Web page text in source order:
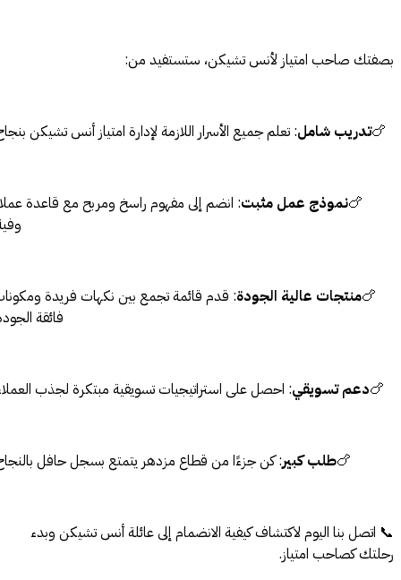
بصفتك صاحب امتياز لأنس تشيكن، ستستفيد من:
🍗تدريب شامل: تعلم جميع الأسرار اللازمة لإدارة امتياز أنس تشيكن بنجاح.
🍗نموذج عمل مثبت: انضم إلى مفهوم راسخ ومربح مع قاعدة عملاء
وفية.
🍗منتجات عالية الجودة: قدم قائمة تجمع بين نكهات فريدة ومكونات
فائقة الجودة.
🍗دعم تسويقي: احصل على استراتيجيات تسويقية مبتكرة لجذب العملاء.
🍗طلب كبير: كن جزءًا من قطاع مزدهر يتمتع بسجل حافل بالنجاح.
📞 اتصل بنا اليوم لاكتشاف كيفية الانضمام إلى عائلة أنس تشيكن وبدء
رحلتك كصاحب امتياز.